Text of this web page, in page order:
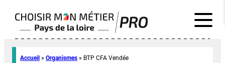
Accueil » Organismes » BTP CFA Vendée